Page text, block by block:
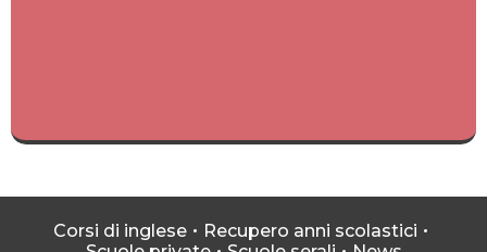
Corsi di inglese
Recupero anni scolastici